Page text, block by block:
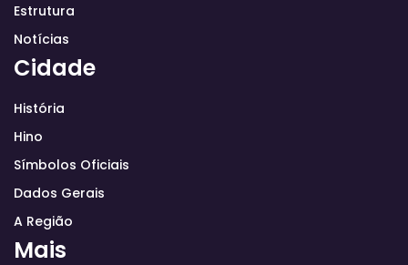
Estrutura
Notícias
Cidade
História
Hino
Símbolos Oficiais
Dados Gerais
A Região
Mais